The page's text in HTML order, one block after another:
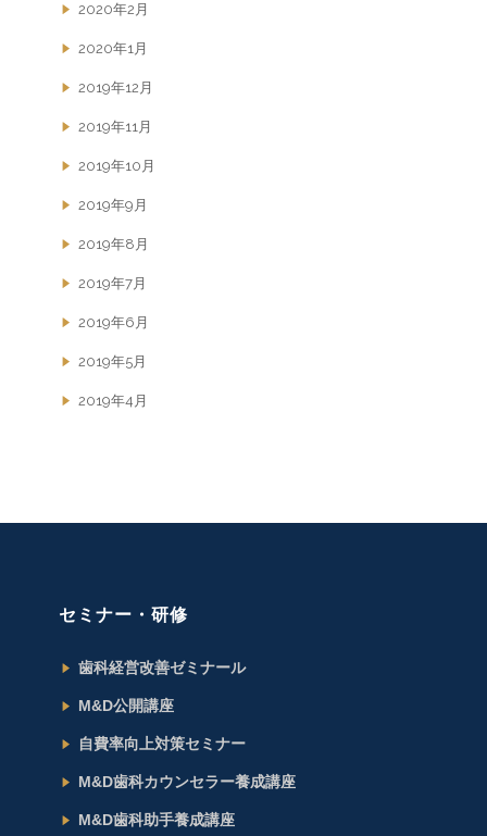
2020年2月
2020年1月
2019年12月
2019年11月
2019年10月
2019年9月
2019年8月
2019年7月
2019年6月
2019年5月
2019年4月
セミナー・研修
歯科経営改善ゼミナール
M&D公開講座
自費率向上対策セミナー
M&D歯科カウンセラー養成講座
M&D歯科助手養成講座